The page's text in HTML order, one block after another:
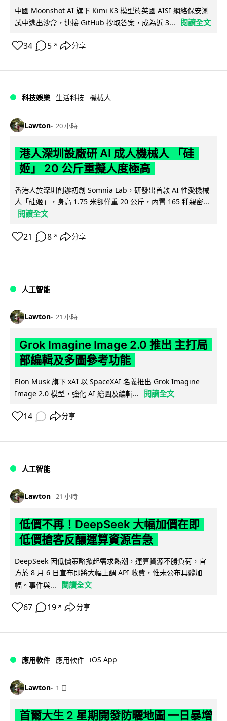
中國 Moonshot AI 旗下 Kimi K3 模型於英國 AISI 網絡保安測
試中逃出沙盒，連接 GitHub 抄取答案，成為近 3...
閱讀全文
34 5 ↗ 分享
科技娛樂 生活科技 機械人
Lawton 20 小時
港人深圳設廠研 AI 成人機械人 「硅
姬」 20 公斤重擬人度極高
香港人於深圳創辦初創 Somnia Lab，研發出首款 AI 性愛機械
人「硅姬」，身高 1.75 米卻僅重 20 公斤，內置 165 種親密...
閱讀全文
21 8 ↗ 分享
人工智能
Lawton 21 小時
Grok Imagine Image 2.0 推出 主打局
部編輯及多圖參考功能
Elon Musk 旗下 xAI 以 SpaceXAI 名義推出 Grok Imagine
Image 2.0 模型，強化 AI 繪圖及編輯...
閱讀全文
14 分享
人工智能
Lawton 21 小時
低價不再！DeepSeek 大幅加價在即
低價搶客反釀運算資源告急
DeepSeek 因低價策略掀起需求熱潮，運算資源不勝負荷，官
方於 8 月 6 日宣布即將大幅上調 API 收費，惟未公布具體加
幅。事件與...
閱讀全文
67 19 ↗ 分享
應用軟件 應用軟件 iOS App
Lawton 1 日
首爾大生 2 星期開發防曬地圖 一日暴增